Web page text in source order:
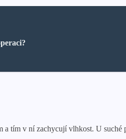
v ní zachycují vlhkost. U suché